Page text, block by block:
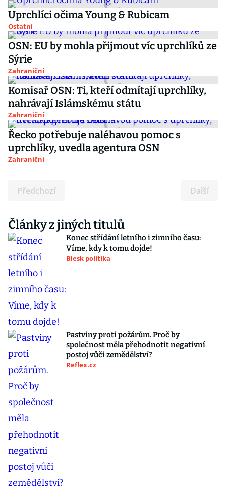
Uprchlíci očima Young & Rubicam
Ostatní
OSN: EU by mohla přijmout víc uprchlíků ze
Sýrie
Zahraniční
Komisař OSN: Ti, kteří odmítají uprchlíky,
nahrávají Islámskému státu
Zahraniční
Řecko potřebuje naléhavou pomoc s
uprchlíky, uvedla agentura OSN
Zahraniční
Předchozí Další
Články z jiných titulů
Konec střídání letního i zimního času:
Víme, kdy k tomu dojde!
Blesk politika
Pastviny proti požárům. Proč by
společnost měla přehodnotit negativní
postoj vůči zemědělství?
Reflex.cz